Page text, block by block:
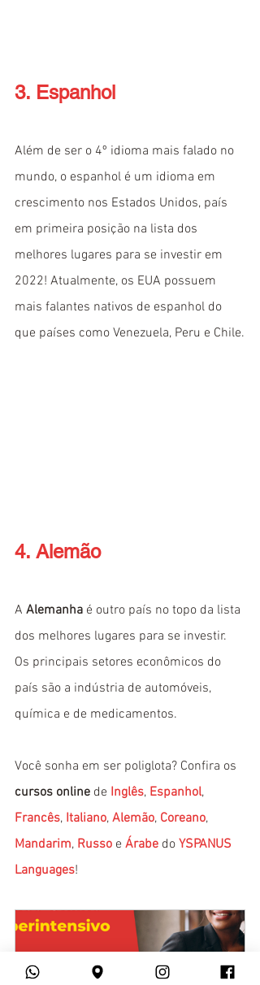
3. Espanhol
Além de ser o 4º idioma mais falado no
mundo, o espanhol é um idioma em
crescimento nos Estados Unidos, país
em primeira posição na lista dos
melhores lugares para se investir em
2022! Atualmente, os EUA possuem
mais falantes nativos de espanhol do
que países como Venezuela, Peru e Chile.
4. Alemão
A Alemanha é outro país no topo da lista
dos melhores lugares para se investir.
Os principais setores econômicos do
país são a indústria de automóveis,
química e de medicamentos.
Você sonha em ser poliglota? Confira os
cursos online de Inglês, Espanhol,
Francês, Italiano, Alemão, Coreano,
Mandarim, Russo e Árabe do YSPANUS
Languages!